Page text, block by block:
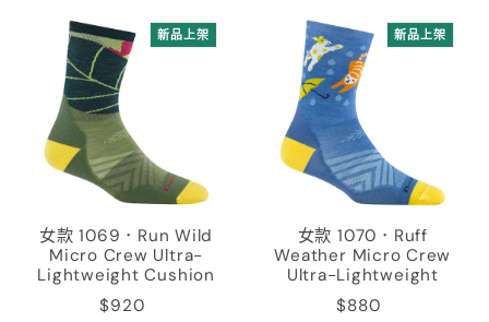
新品上架
女款 1069．Run Wild
Micro Crew Ultra-
Lightweight Cushion
$920
新品上架
女款 1070．Ruff
Weather Micro Crew
Ultra-Lightweight
$880